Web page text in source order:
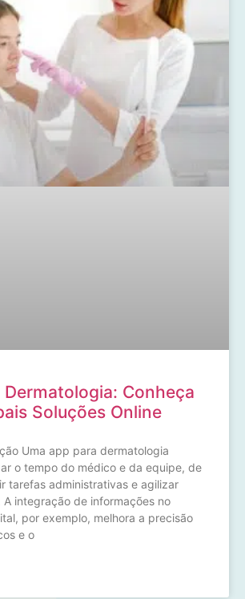
Conheça
Soluções Online
Uma app para dermatologia
o tempo do médico e da equipe, de
tarefas administrativas e agilizar
integração de informações no
por exemplo, melhora a precisão
e o